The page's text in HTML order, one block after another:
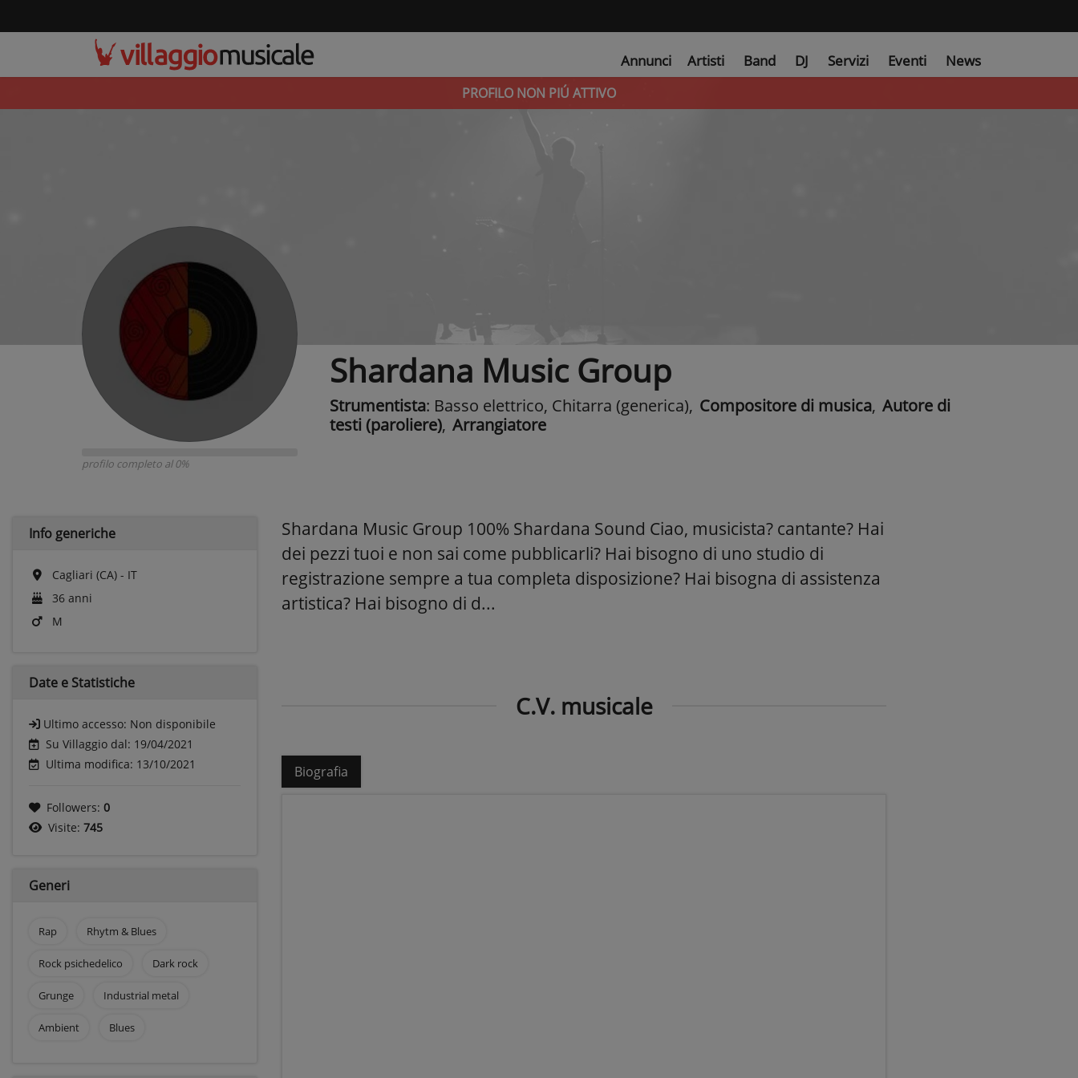
Annunci Artisti Band DJ Servizi Eventi News
PROFILO NON PIÚ ATTIVO
profilo completo al 0%
Shardana Music Group
Strumentista: Basso elettrico, Chitarra (generica), Compositore di musica, Autore di
testi (paroliere), Arrangiatore
Info generiche
Cagliari (CA) - IT
36 anni
M
Date e Statistiche
Ultimo accesso: Non disponibile
Su Villaggio dal: 19/04/2021
Ultima modifica: 13/10/2021
Followers: 0
Visite: 745
Generi
Rap Rhytm & Blues
Rock psichedelico Dark rock
Grunge Industrial metal
Ambient Blues
Shardana Music Group 100% Shardana Sound Ciao, musicista? cantante? Hai
dei pezzi tuoi e non sai come pubblicarli? Hai bisogno di uno studio di
registrazione sempre a tua completa disposizione? Hai bisogna di assistenza
artistica? Hai bisogno di d...
C.V. musicale
Biografia